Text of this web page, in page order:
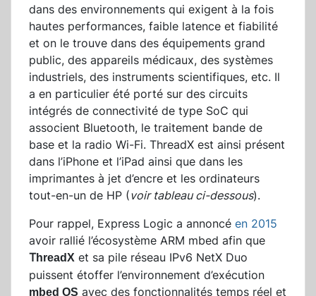
dans des environnements qui exigent à la fois
hautes performances, faible latence et fiabilité
et on le trouve dans des équipements grand
public, des appareils médicaux, des systèmes
industriels, des instruments scientifiques, etc. Il
a en particulier été porté sur des circuits
intégrés de connectivité de type SoC qui
associent Bluetooth, le traitement bande de
base et la radio Wi-Fi. ThreadX est ainsi présent
dans l’iPhone et l’iPad ainsi que dans les
imprimantes à jet d’encre et les ordinateurs
tout-en-un de HP (voir tableau ci-dessous).
Pour rappel, Express Logic a annoncé en 2015
avoir rallié l’écosystème ARM mbed afin que
ThreadX et sa pile réseau IPv6 NetX Duo
puissent étoffer l’environnement d’exécution
mbed OS avec des fonctionnalités temps réel et